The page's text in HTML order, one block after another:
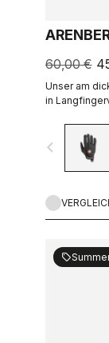
60,00 €
Unser am
in
navigate_before
sell